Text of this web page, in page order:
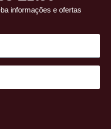
informações e ofertas